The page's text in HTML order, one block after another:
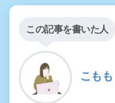
この記事を書いた人
こもも